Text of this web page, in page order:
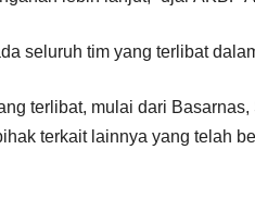
seluruh tim yang terlibat
terlibat, mulai dari
terkait lainnya yang telah